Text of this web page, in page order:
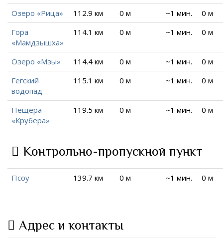
Озеро «Рица» 112.9 км 0 м ~1 мин.
0 м
Гора
«Мамдзышха»
114.1 км 0 м ~1 мин. 0 м
Озеро «Мзы» 114.4 км 0 м ~1 мин.
0 м
Гегский
водопад
115.1 км 0 м ~1 мин. 0 м
Пещера
«Крубера»
119.5 км 0 м ~1 мин. 0 м
Контрольно-пропускной пункт
Псоу 139.7 км 0 м ~1 мин. 0 м
Адрес и контакты